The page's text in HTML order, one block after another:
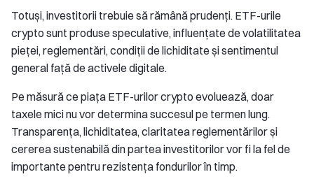
Totuși, investitorii trebuie să rămână prudenți. ETF-urile
crypto sunt produse speculative, influențate de volatilitatea
pieței, reglementări, condiții de lichiditate și sentimentul
general față de activele digitale.
Pe măsură ce piața ETF-urilor crypto evoluează, doar
taxele mici nu vor determina succesul pe termen lung.
Transparența, lichiditatea, claritatea reglementărilor și
cererea sustenabilă din partea investitorilor vor fi la fel de
importante pentru rezistența fondurilor în timp.